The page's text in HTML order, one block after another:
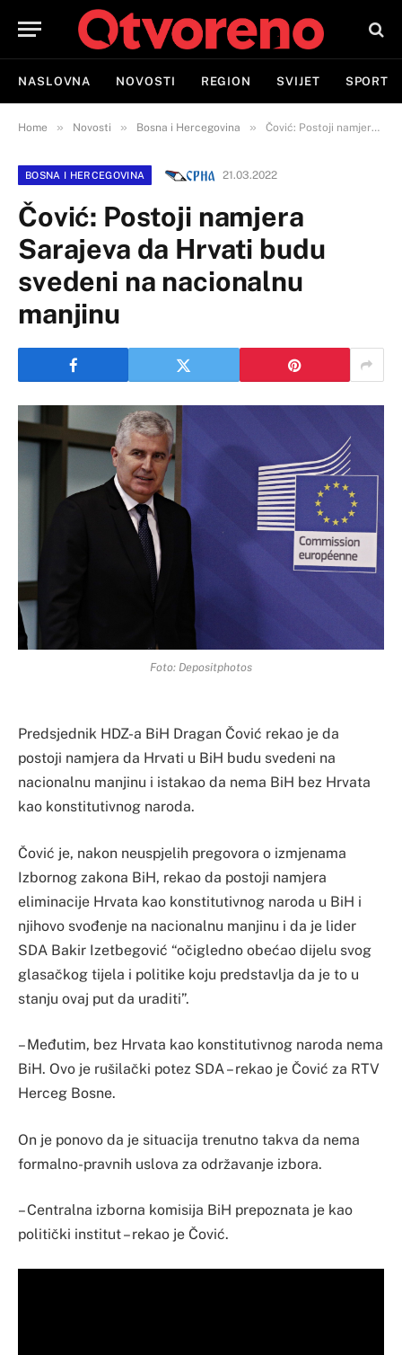
NASLOVNA NOVOSTI REGION SVIJET SPORT
Home » Novosti » Bosna i Hercegovina » Čović: Postoji namjera Sarajeva da Hrvati budu svedeni na nacionalnu manjinu
BOSNA I HERCEGOVINA 21.03.2022
Čović: Postoji namjera
Sarajeva da Hrvati budu
svedeni na nacionalnu
manjinu
Foto: Depositphotos
Predsjednik HDZ-a BiH Dragan Čović rekao je da
postoji namjera da Hrvati u BiH budu svedeni na
nacionalnu manjinu i istakao da nema BiH bez Hrvata
kao konstitutivnog naroda.
Čović je, nakon neuspjelih pregovora o izmjenama
Izbornog zakona BiH, rekao da postoji namjera
eliminacije Hrvata kao konstitutivnog naroda u BiH i
njihovo svođenje na nacionalnu manjinu i da je lider
SDA Bakir Izetbegović “očigledno obećao dijelu svog
glasačkog tijela i politike koju predstavlja da je to u
stanju ovaj put da uraditi”.
– Međutim, bez Hrvata kao konstitutivnog naroda nema
BiH. Ovo je rušilački potez SDA – rekao je Čović za RTV
Herceg Bosne.
On je ponovo da je situacija trenutno takva da nema
formalno-pravnih uslova za održavanje izbora.
– Centralna izborna komisija BiH prepoznata je kao
politički institut – rekao je Čović.